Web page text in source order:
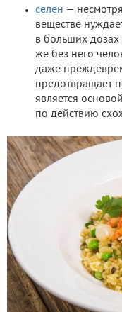
селен —
веществе
в больших дозах
же без него
даже
предотвращает
является
по действию